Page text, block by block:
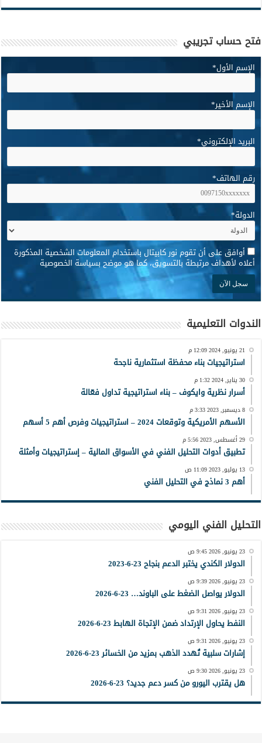
فتح حساب تجريبي
الإسم الأول*
الإسم الأخير*
البريد الإلكتروني*
رقم الهاتف*
الدولة*
* أوافق على أن تقوم نور كابيتال باستخدام المعلومات الشخصية المذكورة
أعلاه لأهداف مرتبطة بالتسويق، كما هو موضح بسياسة الخصوصية
الندوات التعليمية
21 يونيو, 2024 12:09 م
استراتيجيات بناء محفظة استثمارية ناجحة
30 يناير, 2024 1:32 م
أسرار نظرية وايكوف – بناء استراتيجية تداول فعّالة
8 ديسمبر, 2023 3:33 م
الأسهم الأمريكية وتوقعات 2024 – استراتيجيات وفرص أهم 5 أسهم
29 أغسطس, 2023 5:56 م
تطبيق أدوات التحليل الفني في الأسواق المالية – إستراتيجيات وأمثلة
13 يوليو, 2023 11:09 ص
أهم 3 نماذج في التحليل الفني
التحليل الفني اليومي
23 يونيو, 2026 9:45 ص
الدولار الكندي يختبر الدعم بنجاح 23-6-2023
23 يونيو, 2026 9:39 ص
الدولار يواصل الضغط على الباوند… 23-6-2026
23 يونيو, 2026 9:31 ص
النفط يحاول الإرتداد ضمن الإتجاة الهابط 23-6-2026
23 يونيو, 2026 9:31 ص
إشارات سلبية تُهدد الذهب بمزيد من الخسائر 23-6-2026
23 يونيو, 2026 9:30 ص
هل يقترب اليورو من كسر دعم جديد؟ 23-6-2026